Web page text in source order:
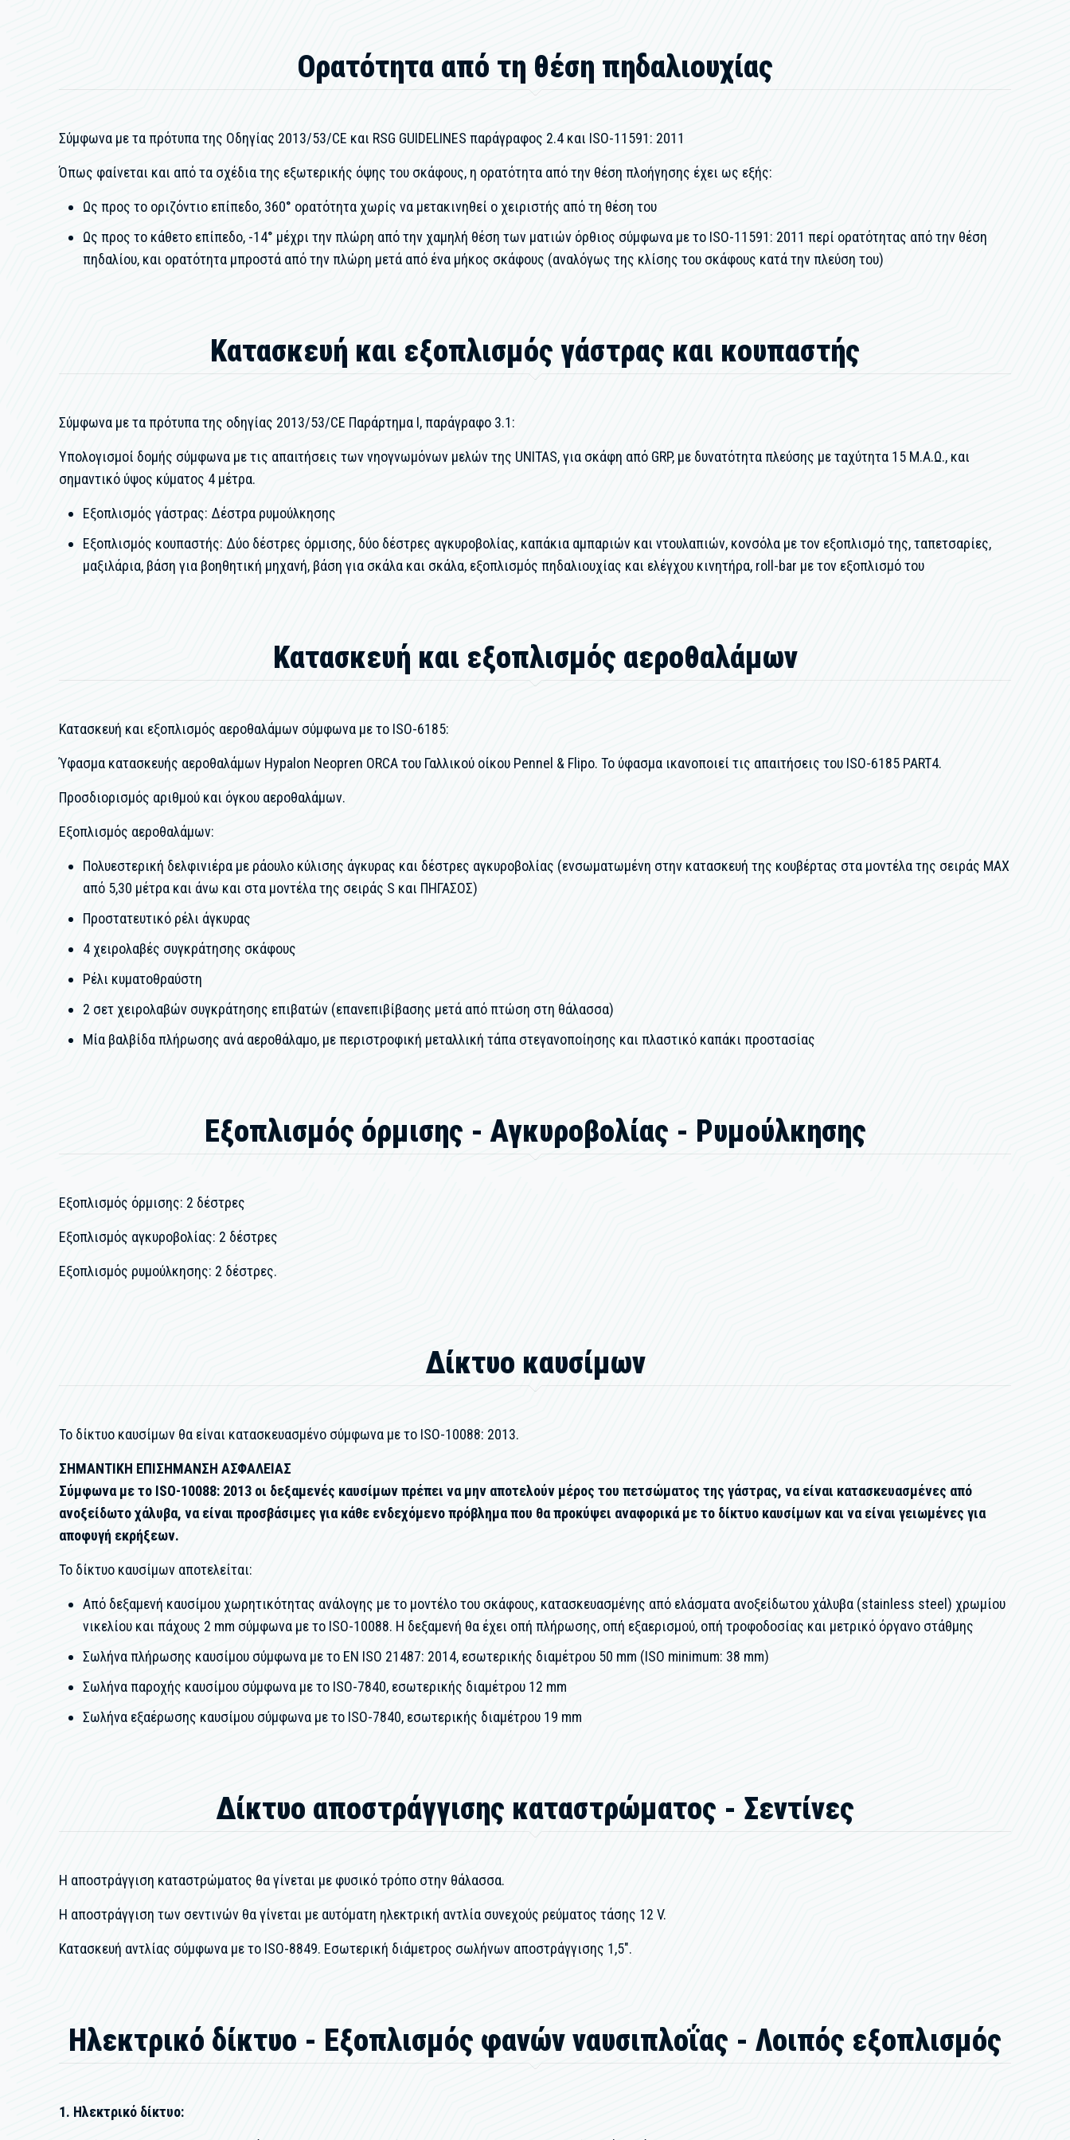
Ορατότητα από τη θέση πηδαλιουχίας
Σύμφωνα με τα πρότυπα της Οδηγίας 2013/53/CE και RSG GUIDELINES παράγραφος 2.4 και ISO-11591: 2011
Όπως φαίνεται και από τα σχέδια της εξωτερικής όψης του σκάφους, η ορατότητα από την θέση πλοήγησης έχει ως εξής:
Ως προς το οριζόντιο επίπεδο, 360° ορατότητα χωρίς να μετακινηθεί ο χειριστής από τη θέση του
Ως προς το κάθετο επίπεδο, -14° μέχρι την πλώρη από την χαμηλή θέση των ματιών όρθιος σύμφωνα με το ISO-11591: 2011 περί ορατότητας από την θέση
πηδαλίου, και ορατότητα μπροστά από την πλώρη μετά από ένα μήκος σκάφους (αναλόγως της κλίσης του σκάφους κατά την πλεύση του)
Κατασκευή και εξοπλισμός γάστρας και κουπαστής
Σύμφωνα με τα πρότυπα της οδηγίας 2013/53/CE Παράρτημα Ι, παράγραφο 3.1:
Υπολογισμοί δομής σύμφωνα με τις απαιτήσεις των νηογνωμόνων μελών της UNITAS, για σκάφη από GRP, με δυνατότητα πλεύσης με ταχύτητα 15 Μ.Α.Ω., και
σημαντικό ύψος κύματος 4 μέτρα.
Εξοπλισμός γάστρας: Δέστρα ρυμούλκησης
Εξοπλισμός κουπαστής: Δύο δέστρες όρμισης, δύο δέστρες αγκυροβολίας, καπάκια αμπαριών και ντουλαπιών, κονσόλα με τον εξοπλισμό της, ταπετσαρίες,
μαξιλάρια, βάση για βοηθητική μηχανή, βάση για σκάλα και σκάλα, εξοπλισμός πηδαλιουχίας και ελέγχου κινητήρα, roll-bar με τον εξοπλισμό του
Κατασκευή και εξοπλισμός αεροθαλάμων
Κατασκευή και εξοπλισμός αεροθαλάμων σύμφωνα με το ISO-6185:
Ύφασμα κατασκευής αεροθαλάμων Hypalon Neopren ORCA του Γαλλικού οίκου Pennel & Flipo. Το ύφασμα ικανοποιεί τις απαιτήσεις του ISO-6185 PART4.
Προσδιορισμός αριθμού και όγκου αεροθαλάμων.
Εξοπλισμός αεροθαλάμων:
Πολυεστερική δελφινιέρα με ράουλο κύλισης άγκυρας και δέστρες αγκυροβολίας (ενσωματωμένη στην κατασκευή της κουβέρτας στα μοντέλα της σειράς MAX
από 5,30 μέτρα και άνω και στα μοντέλα της σειράς S και ΠΗΓΑΣΟΣ)
Προστατευτικό ρέλι άγκυρας
4 χειρολαβές συγκράτησης σκάφους
Ρέλι κυματοθραύστη
2 σετ χειρολαβών συγκράτησης επιβατών (επανεπιβίβασης μετά από πτώση στη θάλασσα)
Μία βαλβίδα πλήρωσης ανά αεροθάλαμο, με περιστροφική μεταλλική τάπα στεγανοποίησης και πλαστικό καπάκι προστασίας
Εξοπλισμός όρμισης - Αγκυροβολίας - Ρυμούλκησης
Εξοπλισμός όρμισης: 2 δέστρες
Εξοπλισμός αγκυροβολίας: 2 δέστρες
Εξοπλισμός ρυμούλκησης: 2 δέστρες.
Δίκτυο καυσίμων
Το δίκτυο καυσίμων θα είναι κατασκευασμένο σύμφωνα με το ISO-10088: 2013.
ΣΗΜΑΝΤΙΚΗ ΕΠΙΣΗΜΑΝΣΗ ΑΣΦΑΛΕΙΑΣ
Σύμφωνα με το ISO-10088: 2013 οι δεξαμενές καυσίμων πρέπει να μην αποτελούν μέρος του πετσώματος της γάστρας, να είναι κατασκευασμένες από
ανοξείδωτο χάλυβα, να είναι προσβάσιμες για κάθε ενδεχόμενο πρόβλημα που θα προκύψει αναφορικά με το δίκτυο καυσίμων και να είναι γειωμένες για
αποφυγή εκρήξεων.
Το δίκτυο καυσίμων αποτελείται:
Από δεξαμενή καυσίμου χωρητικότητας ανάλογης με το μοντέλο του σκάφους, κατασκευασμένης από ελάσματα ανοξείδωτου χάλυβα (stainless steel) χρωμίου
νικελίου και πάχους 2 mm σύμφωνα με το ISO-10088. Η δεξαμενή θα έχει οπή πλήρωσης, οπή εξαερισμού, οπή τροφοδοσίας και μετρικό όργανο στάθμης
Σωλήνα πλήρωσης καυσίμου σύμφωνα με το EN ISO 21487: 2014, εσωτερικής διαμέτρου 50 mm (ISO minimum: 38 mm)
Σωλήνα παροχής καυσίμου σύμφωνα με το ISO-7840, εσωτερικής διαμέτρου 12 mm
Σωλήνα εξαέρωσης καυσίμου σύμφωνα με το ISO-7840, εσωτερικής διαμέτρου 19 mm
Δίκτυο αποστράγγισης καταστρώματος - Σεντίνες
Η αποστράγγιση καταστρώματος θα γίνεται με φυσικό τρόπο στην θάλασσα.
Η αποστράγγιση των σεντινών θα γίνεται με αυτόματη ηλεκτρική αντλία συνεχούς ρεύματος τάσης 12 V.
Κατασκευή αντλίας σύμφωνα με το ISO-8849. Εσωτερική διάμετρος σωλήνων αποστράγγισης 1,5".
Ηλεκτρικό δίκτυο - Εξοπλισμός φανών ναυσιπλοΐας - Λοιπός εξοπλισμός
1. Ηλεκτρικό δίκτυο: